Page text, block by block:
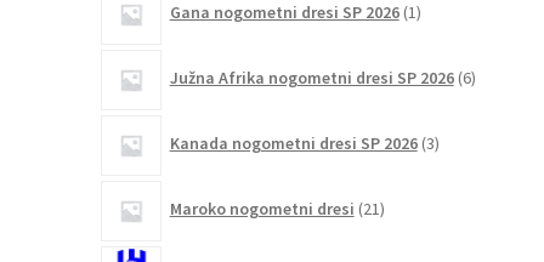
Gana nogometni dresi SP 2026 1izdelek
Južna Afrika nogometni dresi SP 2026 6izdelkov
Kanada nogometni dresi SP 2026 3izdelki
Maroko nogometni dresi 21izdelkov